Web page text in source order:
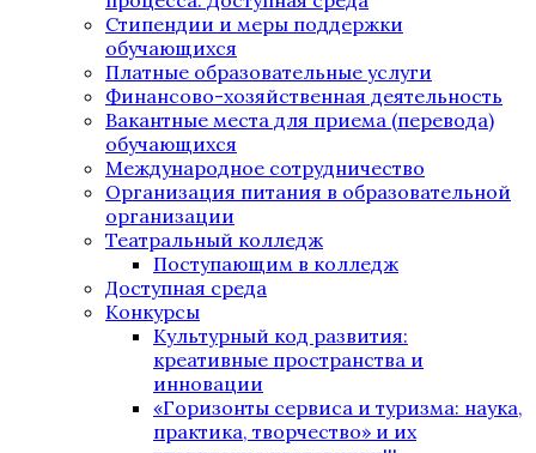
Стипендии и меры поддержки
обучающихся
Платные образовательные услуги
Финансово-хозяйственная деятельность
Вакантные места для приема (перевода)
обучающихся
Международное сотрудничество
Организация питания в образовательной
организации
Театральный колледж
Поступающим в колледж
Доступная среда
Конкурсы
Культурный код развития:
креативные пространства и
инновации
«Горизонты сервиса и туризма: наука,
практика, творчество» и их